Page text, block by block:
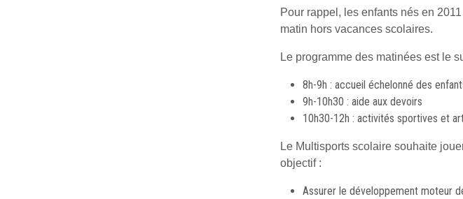
Pour rappel, les enfants nés en
matin hors vacances scolaires.
Le programme des matinées est le
8h-9h : accueil échelonné des
9h-10h30 : aide aux devoirs
10h30-12h : activités sportives et
Le Multisports scolaire souhaite
objectif :
Assurer le développement moteur